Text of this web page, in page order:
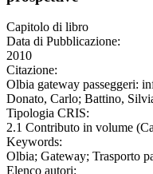
Capitolo di libro
Data di Pubblicazione:
2010
Citazione:
Olbia gateway passeggeri:
Donato, Carlo; Battino,
Tipologia CRIS:
2.1 Contributo in volume
Keywords:
Olbia; Gateway; Trasporto
Elenco autori: